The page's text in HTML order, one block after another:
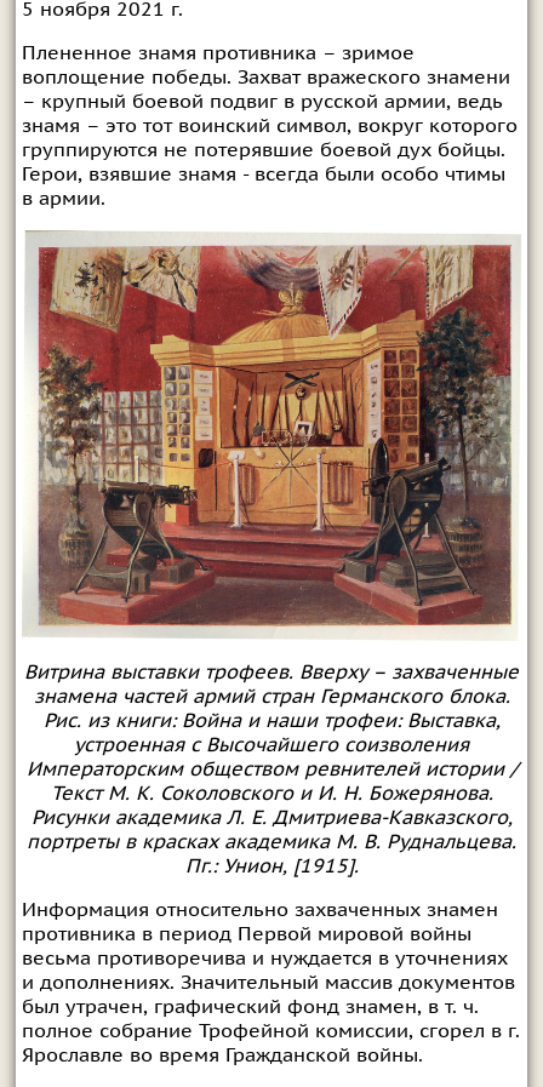
5 ноября 2021 г.
Плененное знамя противника – зримое
воплощение победы. Захват вражеского знамени
– крупный боевой подвиг в русской армии, ведь
знамя – это тот воинский символ, вокруг которого
группируются не потерявшие боевой дух бойцы.
Герои, взявшие знамя - всегда были особо чтимы
в армии.
Витрина выставки трофеев. Вверху – захваченные
знамена частей армий стран Германского блока.
Рис. из книги: Война и наши трофеи: Выставка,
устроенная с Высочайшего соизволения
Императорским обществом ревнителей истории /
Текст М. К. Соколовского и И. Н. Божерянова.
Рисунки академика Л. Е. Дмитриева-Кавказского,
портреты в красках академика М. В. Руднальцева.
Пг.: Унион, [1915].
Информация относительно захваченных знамен
противника в период Первой мировой войны
весьма противоречива и нуждается в уточнениях
и дополнениях. Значительный массив документов
был утрачен, графический фонд знамен, в т. ч.
полное собрание Трофейной комиссии, сгорел в г.
Ярославле во время Гражданской войны.